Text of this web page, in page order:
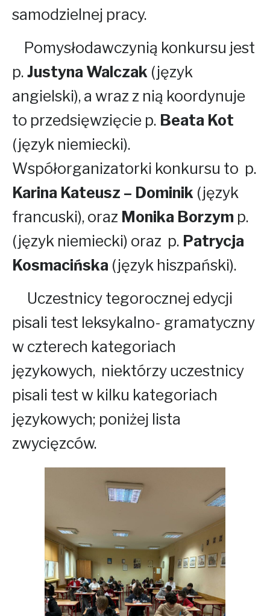
samodzielnej pracy.
Pomysłodawczynią konkursu jest
p. Justyna Walczak (język
angielski), a wraz z nią koordynuje
to przedsięwzięcie p. Beata Kot
(język niemiecki).
Współorganizatorki konkursu to p.
Karina Kateusz – Dominik (język
francuski), oraz Monika Borzym p.
(język niemiecki) oraz p. Patrycja
Kosmacińska (język hiszpański).
Uczestnicy tegorocznej edycji
pisali test leksykalno- gramatyczny
w czterech kategoriach
językowych, niektórzy uczestnicy
pisali test w kilku kategoriach
językowych; poniżej lista
zwycięzców.